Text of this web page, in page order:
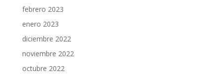
febrero 2023
enero 2023
diciembre 2022
noviembre 2022
octubre 2022